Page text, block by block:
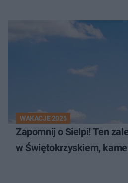
WAKACJE 2026
Zapomnij o Sielpi! Ten
w Świętokrzyskiem,